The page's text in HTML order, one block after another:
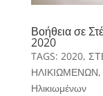
Βοήθεια σε
2020
TAGS: 2020,
ΗΛΙΚΙΩΜΕΝΩΝ,
Ηλικιωμένων